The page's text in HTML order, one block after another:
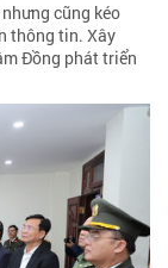
cũng kéo
thông tin. Xây
Đồng phát triển